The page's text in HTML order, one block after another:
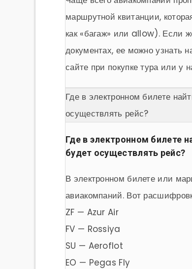
маршрутной квитанции,
как «багаж» или allow). Если
документах, ее можно узнать
сайте при покупке тура или у
Где в электронном билете
осуществлять рейс?
Где в электронном билете
будет осуществлять рейс?
В электронном билете или
авиакомпаний. Вот
ZF — Azur Air
FV — Rossiya
SU — Aeroflot
EO — Pegas Fly